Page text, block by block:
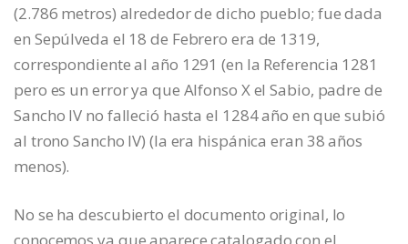
(2.786 metros) alrededor de dicho pueblo; fue dada
en Sepúlveda el 18 de Febrero era de 1319,
correspondiente al año 1291 (en la Referencia 1281
pero es un error ya que Alfonso X el Sabio, padre de
Sancho IV no falleció hasta el 1284 año en que subió
al trono Sancho IV) (la era hispánica eran 38 años
menos).
No se ha descubierto el documento original, lo